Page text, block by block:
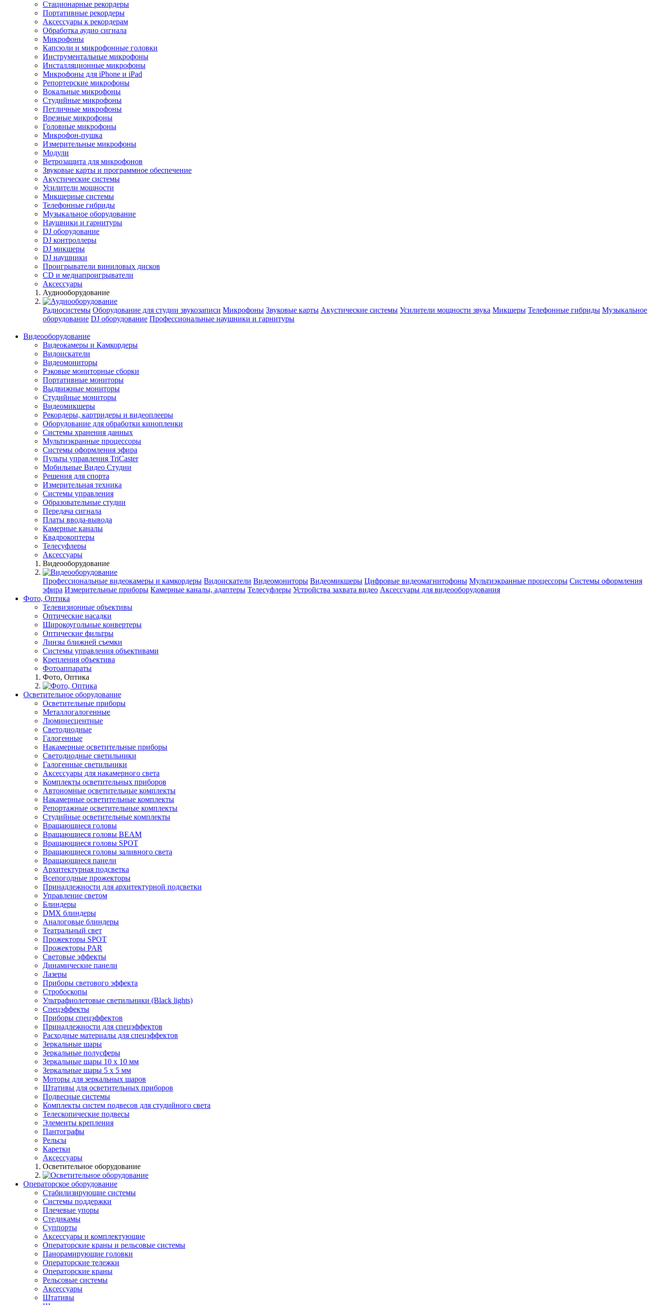
Стационарные рекордеры
Портативные рекордеры
Аксессуары к рекордерам
Обработка аудио сигнала
Микрофоны
Капсюли и микрофонные головки
Инструментальные микрофоны
Инсталляционные микрофоны
Микрофоны для iPhone и iPad
Репортерские микрофоны
Вокальные микрофоны
Студийные микрофоны
Петличные микрофоны
Врезные микрофоны
Головные микрофоны
Микрофон-пушка
Измерительные микрофоны
Модули
Ветрозащита для микрофонов
Звуковые карты и программное обеспечение
Акустические системы
Усилители мощности
Микшерные системы
Телефонные гибриды
Музыкальное оборудование
Наушники и гарнитуры
DJ оборудование
DJ контроллеры
DJ микшеры
DJ наушники
Проигрыватели виниловых дисков
СD и медиапроигрыватели
Аксессуары
Аудиооборудование
Радиосистемы Оборудование для студии звукозаписи Микрофоны Звуковые карты Акустические системы Усилители мощности звука Микшеры Телефонные гибриды Музыкальное
оборудование DJ оборудование Профессиональные наушники и гарнитуры
Видеооборудование
Видеокамеры и Камкордеры
Видоискатели
Видеомониторы
Рэковые мониторные сборки
Портативные мониторы
Выдвижные мониторы
Студийные мониторы
Видеомикшеры
Рекордеры, картридеры и видеоплееры
Оборудование для обработки кинопленки
Системы хранения данных
Мультиэкранные процессоры
Системы оформления эфира
Пульты управления TriCaster
Мобильные Видео Студии
Решения для спорта
Измерительная техника
Системы управления
Образовательные студии
Передача сигнала
Платы ввода-вывода
Камерные каналы
Квадрокоптеры
Телесуфлеры
Аксессуары
Видеооборудование
Профессиональные видеокамеры и камкордеры Видоискатели Видеомониторы Видеомикшеры Цифровые видеомагнитофоны Мультиэкранные процессоры Системы оформления
эфира Измерительные приборы Камерные каналы, адаптеры Телесуфлеры Устройства захвата видео Аксессуары для видеооборудования
Фото, Оптика
Телевизионные объективы
Оптические насадки
Широкоугольные конвертеры
Оптические фильтры
Линзы ближней съемки
Системы управления объективами
Крепления объектива
Фотоаппараты
Фото, Оптика
Осветительное оборудование
Осветительные приборы
Металлогалогенные
Люминесцентные
Светодиодные
Галогенные
Накамерные осветительные приборы
Светодиодные светильники
Галогенные светильники
Аксессуары для накамерного света
Комплекты осветительных приборов
Автономные осветительные комплекты
Накамерные осветительные комплекты
Репортажные осветительные комплекты
Студийные осветительные комплекты
Вращающиеся головы
Вращающиеся головы BEAM
Вращающиеся головы SPOT
Вращающиеся головы заливного света
Вращающиеся панели
Архитектурная подсветка
Всепогодные прожекторы
Принадлежности для архитектурной подсветки
Управление светом
Блиндеры
DMX блиндеры
Аналоговые блиндеры
Театральный свет
Прожекторы SPOT
Прожекторы PAR
Световые эффекты
Динамические панели
Лазеры
Приборы светового эффекта
Стробоскопы
Ультрафиолетовые светильники (Black lights)
Спецэффекты
Приборы спецэффектов
Принадлежности для спецэффектов
Расходные материалы для спецэффектов
Зеркальные шары
Зеркальные полусферы
Зеркальные шары 10 х 10 мм
Зеркальные шары 5 х 5 мм
Моторы для зеркальных шаров
Штативы для осветительных приборов
Подвесные системы
Комплекты систем подвесов для студийного света
Телескопические подвесы
Элементы крепления
Пантографы
Рельсы
Каретки
Аксессуары
Осветительное оборудование
Операторское оборудование
Стабилизирующие системы
Системы поддержки
Плечевые упоры
Стедикамы
Суппорты
Аксессуары и комплектующие
Операторские краны и рельсовые системы
Панорамирующие головки
Операторские тележки
Операторские краны
Рельсовые системы
Аксессуары
Штативы